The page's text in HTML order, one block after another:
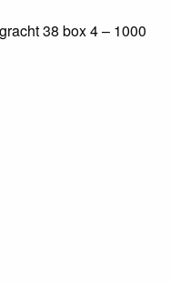
38 box 4 – 1000